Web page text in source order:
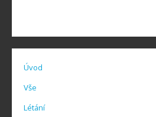
Úvod
Vše
Létání